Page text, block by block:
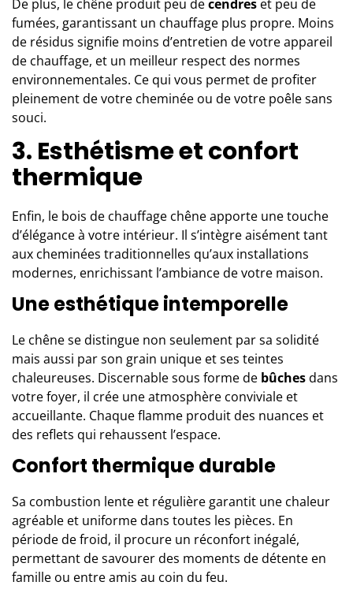
De plus, le chêne produit peu decendres et peu de
fumées, garantissant un chauffage plus propre. Moins
de résidus signifie moins d’entretien de votre appareil
de chauffage, et un meilleur respect des normes
environnementales. Ce qui vous permet de profiter
pleinement de votre cheminée ou de votre poêle sans
souci.
3. Esthétisme et confort
thermique
Enfin, le bois de chauffage chêne apporte une touche
d’élégance à votre intérieur. Il s’intègre aisément tant
aux cheminées traditionnelles qu’aux installations
modernes, enrichissant l’ambiance de votre maison.
Une esthétique intemporelle
Le chêne se distingue non seulement par sa solidité
mais aussi par son grain unique et ses teintes
chaleureuses. Discernable sous forme de bûchesdans
votre foyer, il crée une atmosphère conviviale et
accueillante. Chaque flamme produit des nuances et
des reflets qui rehaussent l’espace.
Confort thermique durable
Sa combustion lente et régulière garantit une chaleur
agréable et uniforme dans toutes les pièces. En
période de froid, il procure un réconfort inégalé,
permettant de savourer des moments de détente en
famille ou entre amis au coin du feu.